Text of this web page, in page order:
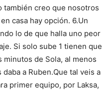
también creo que nosotros
casa hay opción. 6.Un
lo de que halla uno peor
Si solo sube 1 tienen que
minutos de Sola, al menos
a Ruben.Que tal veis a
primer equipo, por Laksa,